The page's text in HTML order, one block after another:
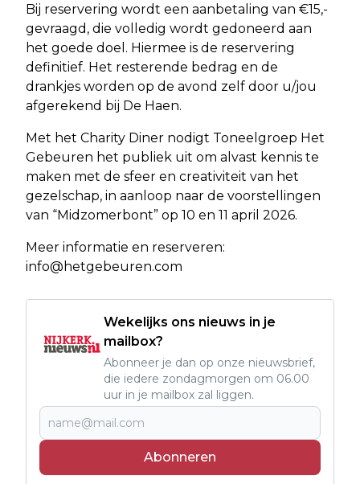
Bij reservering wordt een aanbetaling van €15,-
gevraagd, die volledig wordt gedoneerd aan
het goede doel. Hiermee is de reservering
definitief. Het resterende bedrag en de
drankjes worden op de avond zelf door u/jou
afgerekend bij De Haen.
Met het Charity Diner nodigt Toneelgroep Het
Gebeuren het publiek uit om alvast kennis te
maken met de sfeer en creativiteit van het
gezelschap, in aanloop naar de voorstellingen
van “Midzomerbont” op 10 en 11 april 2026.
Meer informatie en reserveren:
info@hetgebeuren.com
Wekelijks ons nieuws in je
mailbox?
Abonneer je dan op onze nieuwsbrief,
die iedere zondagmorgen om 06.00
uur in je mailbox zal liggen.
Abonneren